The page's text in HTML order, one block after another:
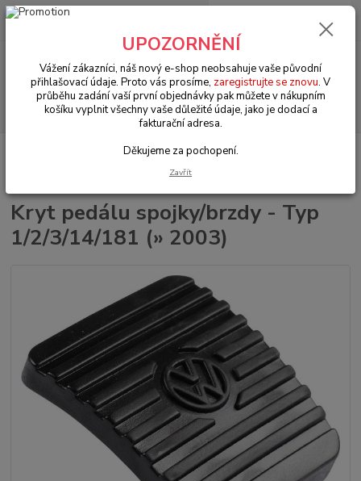
Menu
Hledat
+420 602 330 329
0 Kč
VW Brouk Typ 1 (1938 » 03) Interiér (Interior)
Kryt pedálu spojky/brzdy - Typ
1/2/3/14/181 (» 2003)
UPOZORNĚNÍ
Vážení zákazníci, náš nový e-shop neobsahuje vaše původní
přihlašovací údaje. Proto vás prosíme, zaregistrujte se znovu. V
průběhu zadání vaší první objednávky pak můžete v nákupním
košíku vyplnit všechny vaše důležité údaje, jako je dodací a
fakturační adresa.
Děkujeme za pochopení.
Zavřít